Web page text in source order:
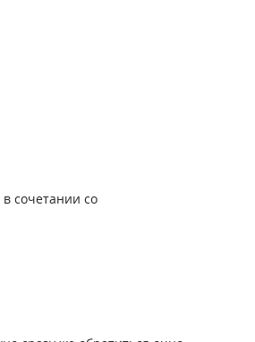
сочетании со